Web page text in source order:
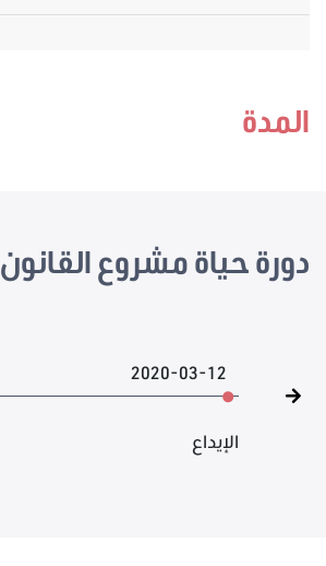
المدة
دورة حياة مشروع القانون
2020-03-12
الإيداع